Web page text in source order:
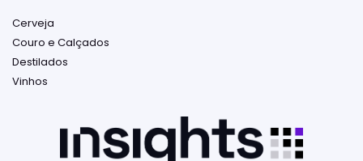
Cerveja
Couro e Calçados
Destilados
Vinhos